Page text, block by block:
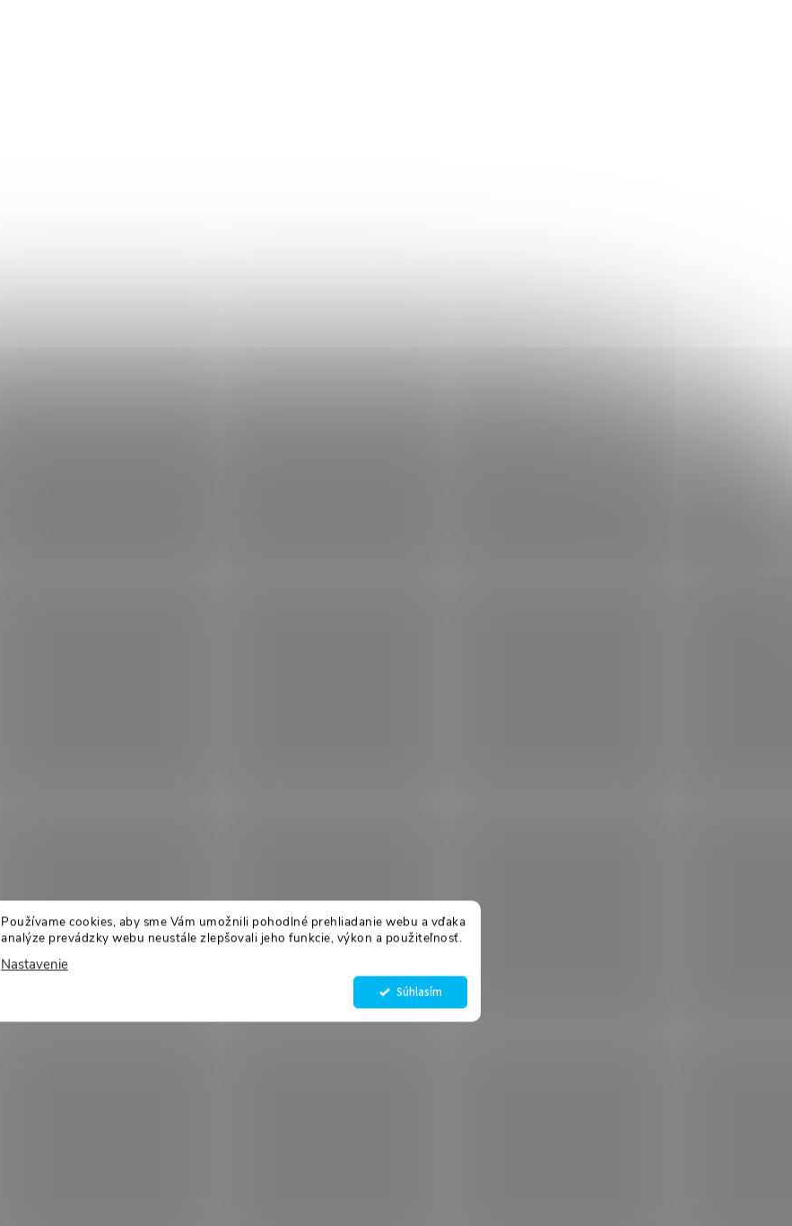
Používame cookies, aby sme Vám umožnili pohodlné prehliadanie webu a vďaka
analýze prevádzky webu neustále zlepšovali jeho funkcie, výkon a použiteľnosť.
Nastavenie
Súhlasím